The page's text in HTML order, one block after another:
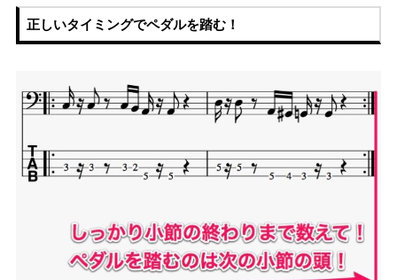
正しいタイミングでペダルを踏む！